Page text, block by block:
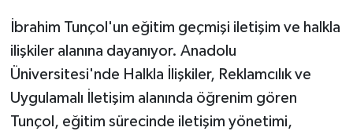
İbrahim Tunçol'un eğitim geçmişi iletişim ve halkla
ilişkiler alanına dayanıyor. Anadolu
Üniversitesi'nde Halkla İlişkiler, Reklamcılık ve
Uygulamalı İletişim alanında öğrenim gören
Tunçol, eğitim sürecinde iletişim yönetimi,